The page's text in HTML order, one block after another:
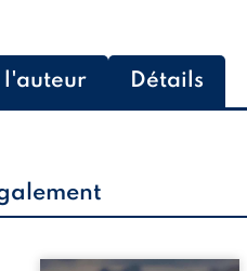
l'auteur Détails